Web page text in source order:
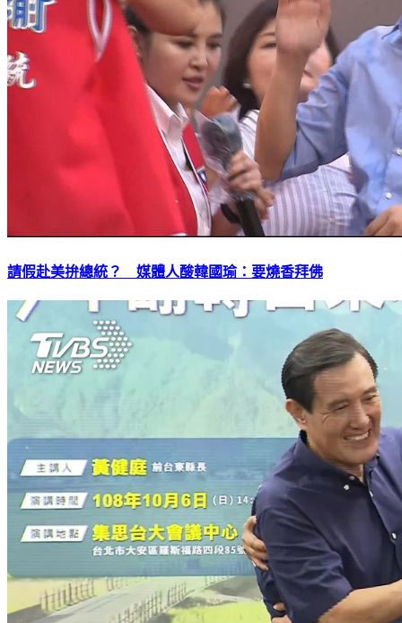
請假赴美拚總統？ 媒體人酸韓國瑜：要燒香拜佛